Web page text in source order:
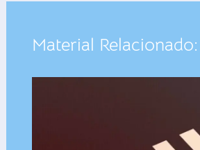
Material Relacionado: